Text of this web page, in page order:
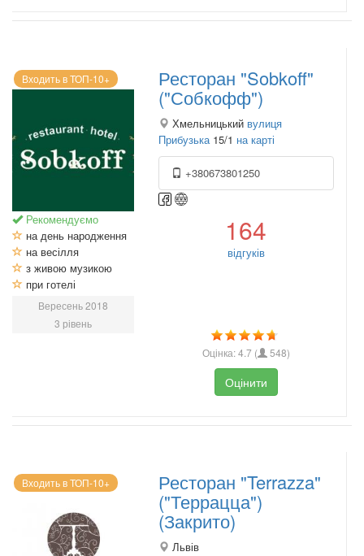
Входить в ТОП-10+
Рекомендуємо
на день народження
на весілля
з живою музикою
при готелі
Вересень 2018
3 рівень
Ресторан "Sobkoff"
("Собкофф")
Хмельницький вулиця
Прибузька 15/1 на карті
+380673801250
164
відгуків
Оцінка:4.7 ( 548)
Оцінити
Входить в ТОП-10+ Ресторан "Terrazza"
("Террацца")
(Закрито)
Львів